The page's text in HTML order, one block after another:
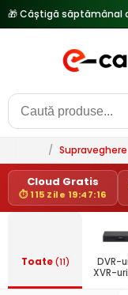
/ Supraveghere
Cloud Gratis
⏱ 115 Zile 19:47:15
Toate(11)
DVR-
XVR-uri